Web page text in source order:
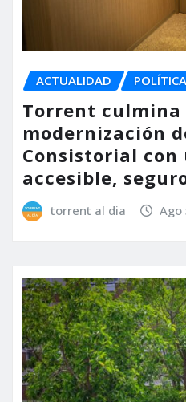
ACTUALIDAD POLÍTICA
Torrent culmina
modernización
Consistorial
accesible,
torrent al dia Ago